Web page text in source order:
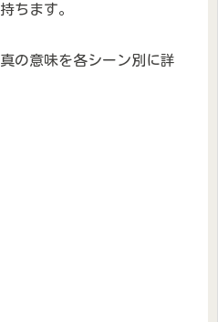
ちます。
の意味を各シーン別に詳